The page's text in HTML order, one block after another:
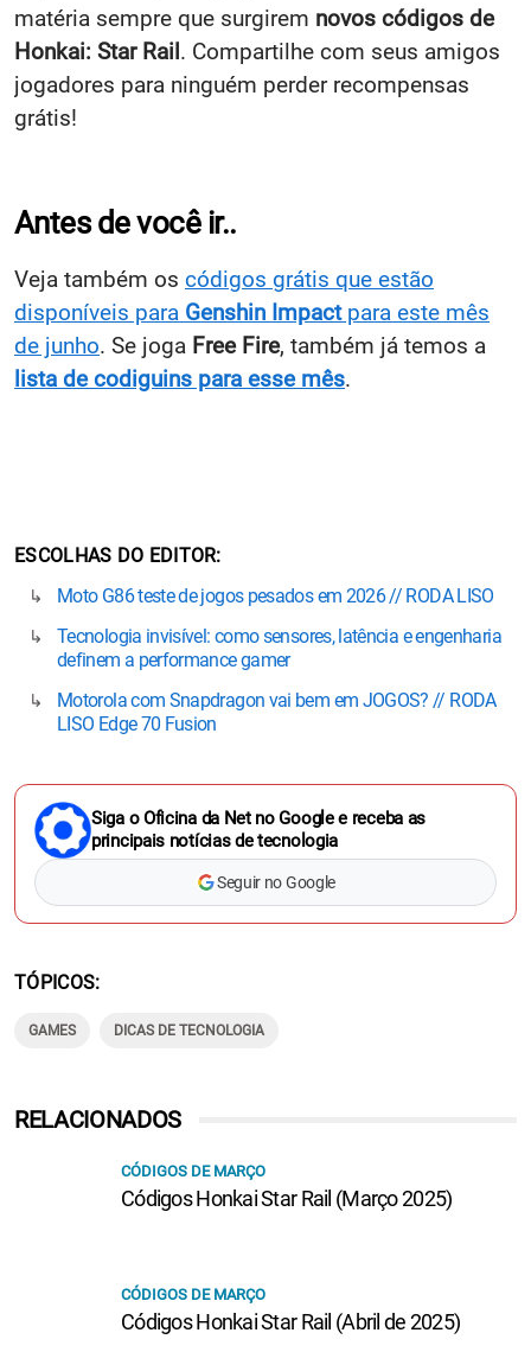
matéria sempre que surgirem novos códigos de
Honkai: Star Rail. Compartilhe com seus amigos
jogadores para ninguém perder recompensas
grátis!
Antes de você ir..
Veja também os códigos grátis que estão
disponíveis para Genshin Impactpara este mês
de junho. Se joga Free Fire, também já temos a
lista de codiguins para esse mês.
ESCOLHAS DO EDITOR
Moto G86 teste de jogos pesados em 2026 // RODA LISO
Tecnologia invisível: como sensores, latência e engenharia
definem a performance gamer
Motorola com Snapdragon vai bem em JOGOS? // RODA
LISO Edge 70 Fusion
Siga o Oficina da Net no Google e receba as
principais notícias de tecnologia
Seguir no Google
TÓPICOS
GAMES DICAS DE TECNOLOGIA
RELACIONADOS
CÓDIGOS DE MARÇO
Códigos Honkai Star Rail (Março 2025)
CÓDIGOS DE MARÇO
Códigos Honkai Star Rail (Abril de 2025)